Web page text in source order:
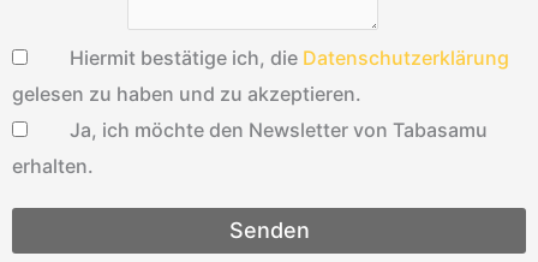
Hiermit bestätige ich, die Datenschutzerklärung
gelesen zu haben und zu akzeptieren.
Ja, ich möchte den Newsletter von Tabasamu
erhalten.
Senden